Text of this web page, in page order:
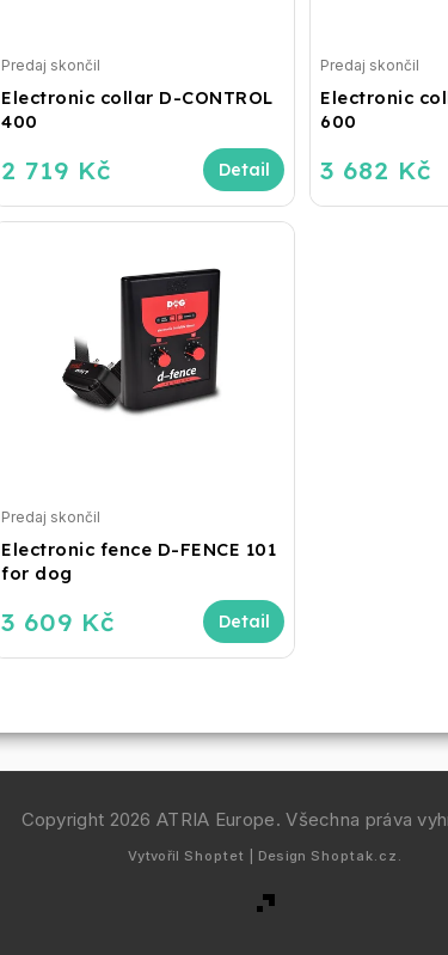
Electronic collar D-CONTROL
400
Predaj skončil
2 719 Kč
Electronic
600
Predaj skončil
3 682 Kč
Electronic fence D-FENCE 101
for dog
Predaj skončil
3 609 Kč
Copyright 2026ATRIA Europe. Všechna práva
Vytvořil Shoptet | Design Shoptak.cz.